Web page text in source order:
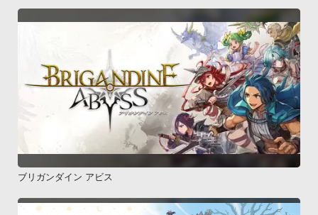
ブリガンダイン アビス